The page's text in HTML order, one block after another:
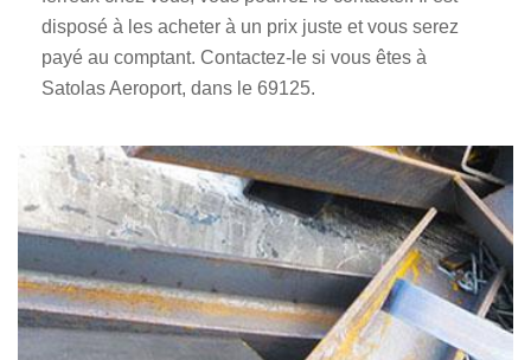
disposé à les acheter à un prix juste et vous serez
payé au comptant. Contactez-le si vous êtes à
Satolas Aeroport, dans le 69125.